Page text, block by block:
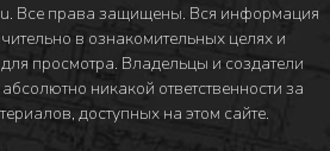
Все права защищены. Вся информация
в ознакомительных целях и
просмотра. Владельцы и создатели
никакой ответственности за
доступных на этом сайте.